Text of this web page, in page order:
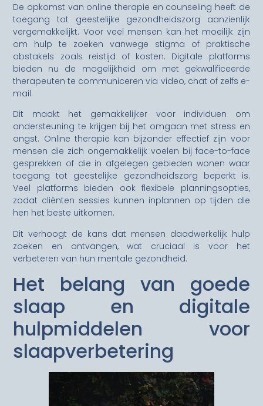
De opkomst van online therapie en counseling heeft de
toegang tot geestelijke gezondheidszorg aanzienlijk
vergemakkelijkt. Voor veel mensen kan het moeilijk zijn
om hulp te zoeken vanwege stigma of praktische
obstakels zoals reistijd of kosten. Digitale platforms
bieden nu de mogelijkheid om met gekwalificeerde
therapeuten te communiceren via video, chat of zelfs e-
mail.
Dit maakt het gemakkelijker voor individuen om
ondersteuning te krijgen bij het omgaan met stress en
angst. Online therapie kan bijzonder effectief zijn voor
mensen die zich ongemakkelijk voelen bij face-to-face
gesprekken of die in afgelegen gebieden wonen waar
toegang tot geestelijke gezondheidszorg beperkt is.
Veel platforms bieden ook flexibele planningsopties,
zodat cliënten sessies kunnen inplannen op tijden die
hen het beste uitkomen.
Dit verhoogt de kans dat mensen daadwerkelijk hulp
zoeken en ontvangen, wat cruciaal is voor het
verbeteren van hun mentale gezondheid.
Het belang van goede
slaap en digitale
hulpmiddelen voor
slaapverbetering